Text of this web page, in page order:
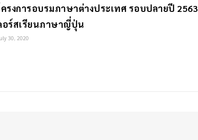
ครงการอบรมภาษาต่างประเทศ รอบปลายปี 2563
อร์สเรียนภาษาญี่ปุ่น
30, 2020